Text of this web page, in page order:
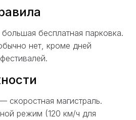
бесплатная парковка.
нет, кроме дней
магистраль.
режим (120 км/ч для